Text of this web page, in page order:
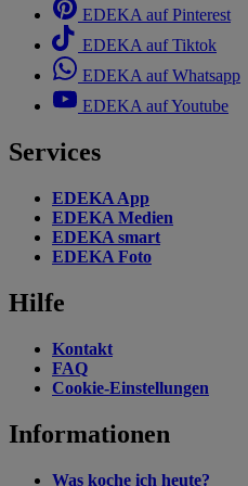
EDEKA auf Pinterest
EDEKA auf Tiktok
EDEKA auf Whatsapp
EDEKA auf Youtube
Services
EDEKA App
EDEKA Medien
EDEKA smart
EDEKA Foto
Hilfe
Kontakt
FAQ
Cookie-Einstellungen
Informationen
Was koche ich heute?